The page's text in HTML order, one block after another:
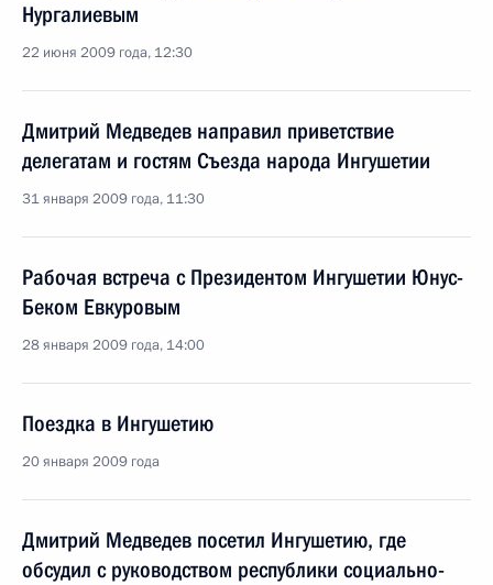
Нургалиевым
22 июня 2009 года, 12:30
Дмитрий Медведев направил приветствие
делегатам и гостям Съезда народа Ингушетии
31 января 2009 года, 11:30
Рабочая встреча с Президентом Ингушетии Юнус-
Беком Евкуровым
28 января 2009 года, 14:00
Поездка в Ингушетию
20 января 2009 года
Дмитрий Медведев посетил Ингушетию, где
обсудил с руководством республики социально-